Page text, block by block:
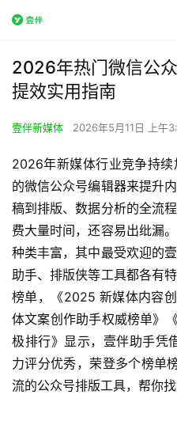
2026年热门微信公
提效实用指南
壹伴新媒体 2026年5月11日 上午
2026年新媒体行业竞争持
的微信公众号编辑器来提升
稿到排版、数据分析的全流
费大量时间，还容易出纰漏
种类丰富，其中最受欢迎的
助手、排版侠等工具都各有
榜单，《2025 新媒体内容
体文案创作助手权威榜单》
极排行》显示，壹伴助手凭
力评分优秀，荣登多个榜单
流的公众号排版工具，帮你